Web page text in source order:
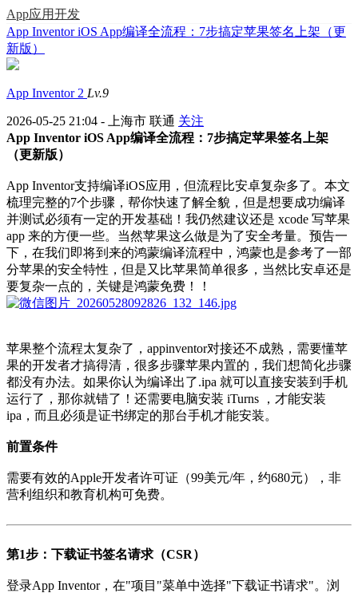
App应用开发
App Inventor iOS App编译全流程：7步搞定苹果签名上架（更
新版）
App Inventor 2 Lv.9
2026-05-25 21:04 - 上海市 联通 关注
App Inventor iOS App编译全流程：7步搞定苹果签名上架
（更新版）
App Inventor支持编译iOS应用，但流程比安卓复杂多了。本文
梳理完整的7个步骤，帮你快速了解全貌，但是想要成功编译
并测试必须有一定的开发基础！我仍然建议还是 xcode 写苹果
app 来的方便一些。当然苹果这么做是为了安全考量。预告一
下，在我们即将到来的鸿蒙编译流程中，鸿蒙也是参考了一部
分苹果的安全特性，但是又比苹果简单很多，当然比安卓还是
要复杂一点的，关键是鸿蒙免费！！
苹果整个流程太复杂了，appinventor对接还不成熟，需要懂苹
果的开发者才搞得清，很多步骤苹果内置的，我们想简化步骤
都没有办法。如果你认为编译出了.ipa 就可以直接安装到手机
运行了，那你就错了！还需要电脑安装 iTurns ，才能安装
ipa，而且必须是证书绑定的那台手机才能安装。
前置条件
需要有效的Apple开发者许可证（99美元/年，约680元），非
营利组织和教育机构可免费。
第1步：下载证书签名请求（CSR）
登录App Inventor，在"项目"菜单中选择"下载证书请求"。浏